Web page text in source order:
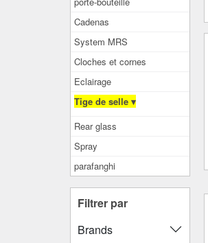
Cadenas
System MRS
Cloches et cornes
Eclairage
Tige de selle ▾
Rear glass
Spray
parafanghi
Filtrer par
Brands